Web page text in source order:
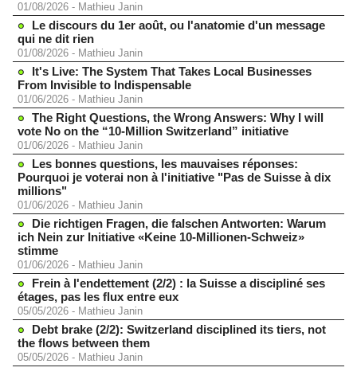
01/08/2026 - Mathieu Janin
Le discours du 1er août, ou l'anatomie d'un message
qui ne dit rien
01/08/2026 - Mathieu Janin
It's Live: The System That Takes Local Businesses
From Invisible to Indispensable
01/06/2026 - Mathieu Janin
The Right Questions, the Wrong Answers: Why I will
vote No on the “10-Million Switzerland” initiative
01/06/2026 - Mathieu Janin
Les bonnes questions, les mauvaises réponses:
Pourquoi je voterai non à l'initiative "Pas de Suisse à dix
millions"
01/06/2026 - Mathieu Janin
Die richtigen Fragen, die falschen Antworten: Warum
ich Nein zur Initiative «Keine 10-Millionen-Schweiz»
stimme
01/06/2026 - Mathieu Janin
Frein à l'endettement (2/2) : la Suisse a discipliné ses
étages, pas les flux entre eux
05/05/2026 - Mathieu Janin
Debt brake (2/2): Switzerland disciplined its tiers, not
the flows between them
05/05/2026 - Mathieu Janin